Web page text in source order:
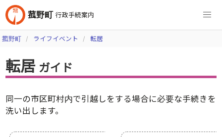
菰野町 行政手続案内
菰野町 ライフイベント 転居
転居 ガイド
同一の市区町村内で引越しをする場合に必要な手続きを
洗い出します。